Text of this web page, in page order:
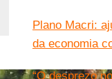
Plano Macri:
da economia
“O desprezo